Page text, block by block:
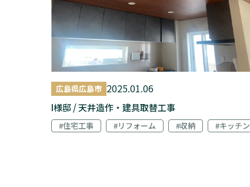
広島県広島市 2025.01.06
I様邸 / 天井造作・建具取替工事
#住宅工事 #リフォーム #収納 #キッチン